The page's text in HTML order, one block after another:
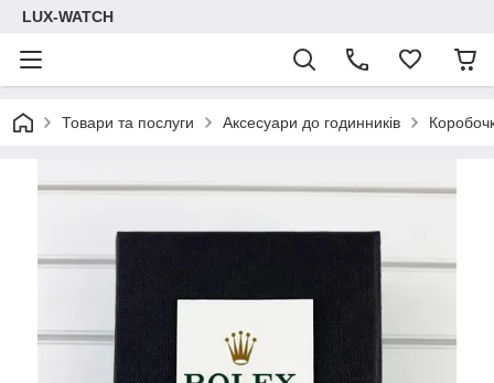
LUX-WATCH
Товари та послуги Аксесуари до годинників